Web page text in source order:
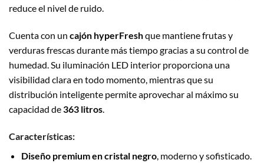
reduce el nivel de ruido.
Cuenta con un cajón hyperFreshque mantiene frutas y
verduras frescas durante más tiempo gracias a su control de
humedad. Su iluminación LED interior proporciona una
visibilidad clara en todo momento, mientras que su
distribución inteligente permite aprovechar al máximo su
capacidad de363 litros.
Características:
Diseño premium en cristal negro, moderno y sofisticado.